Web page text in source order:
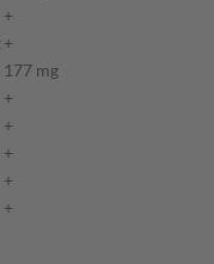
+
+
177 mg
+
+
+
+
+